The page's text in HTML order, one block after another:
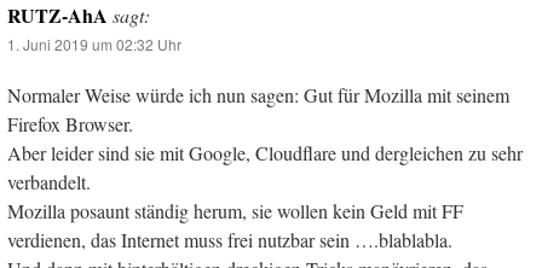
RUTZ-AhA sagt:
1. Juni 2019 um 02:32 Uhr
Normaler Weise würde ich nun sagen: Gut für Mozilla mit seinem
Firefox Browser.
Aber leider sind sie mit Google, Cloudflare und dergleichen zu sehr
verbandelt.
Mozilla posaunt ständig herum, sie wollen kein Geld mit FF
verdienen, das Internet muss frei nutzbar sein ….blablabla.